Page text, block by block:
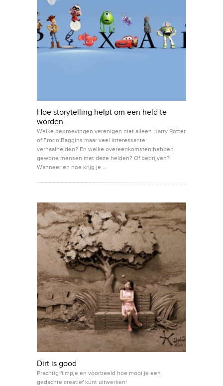
Hoe storytelling helpt om een held te
worden.
Welke beproevingen verenigen niet alleen Harry Potter
of Frodo Baggins maar veel interessante
verhaalhelden? En welke overeenkomsten hebben
gewone mensen met deze helden? Of bedrijven?
Wanneer en hoe krijg je …
Dirt is good
Prachtig filmpje en voorbeeld hoe mooi je een
gedachte creatief kunt uitwerken!